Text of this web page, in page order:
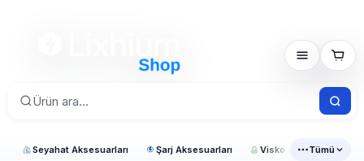
Seyahat Aksesuarları Şarj Aksesuarları Visko Araç Ürünleri
Tümü